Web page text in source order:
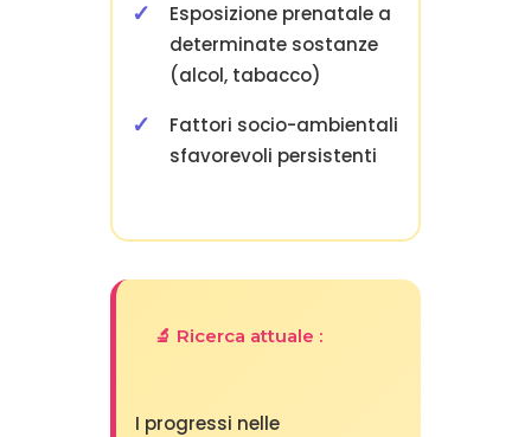
Esposizione prenatale a
determinate sostanze
(alcol, tabacco)
Fattori socio-ambientali
sfavorevoli persistenti
🔬 Ricerca attuale :
I progressi nelle